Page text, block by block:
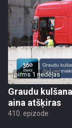
pirms 1 nedēļas
Graudu
aina atšķiras
410. epizode